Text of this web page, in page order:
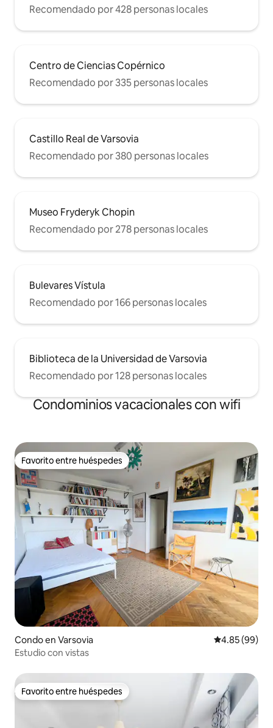
Recomendado por 428 personas locales
Centro de Ciencias Copérnico
Recomendado por 335 personas locales
Castillo Real de Varsovia
Recomendado por 380 personas locales
Museo Fryderyk Chopin
Recomendado por 278 personas locales
Bulevares Vístula
Recomendado por 166 personas locales
Biblioteca de la Universidad de Varsovia
Recomendado por 128 personas locales
Condominios vacacionales con wifi
Favorito entre huéspedes
Favorito entre huéspedes
Condo en Varsovia Calificación
4.85 (99)
Estudio con vistas
Favorito entre huéspedes
Favorito entre huéspedes